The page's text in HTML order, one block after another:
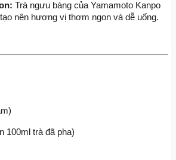
Trà ngưu bàng của Yamamoto Kanpo
nên hương vị thơm ngon và dễ uống.
100ml trà đã pha)